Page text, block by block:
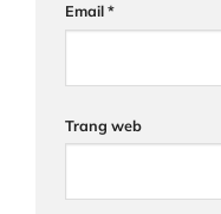
Email*
Trang web